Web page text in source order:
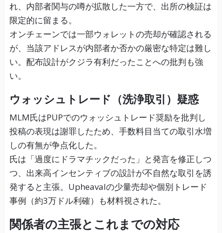
れ、内部者関与の噂が拡散した一方で、出所の検証は
限定的に留まる。
オンチェーンでは一部ウォレットの売却が確認される
が、当該アドレスが内部者か否かの厳密な特定は難し
い。配布設計がクジラ有利だったことへの批判も強
い。
ウォッシュトレード（洗浄取引）疑惑
MLM氏はPUPでのウォッシュトレード奨励を批判し
投稿の表現は謝罪したため、手数料目当ての取引水増
しの有無が争点化した。
氏は「過度にドラマチックだった」と発言を修正しつ
つ、出来高インセンティブの設計が不自然な取引を誘
発すると主張。Upheavalの少量売却や個別トレード
事例（約3万ドル利確）も材料視された。
関係者の主張とこれまでの対応